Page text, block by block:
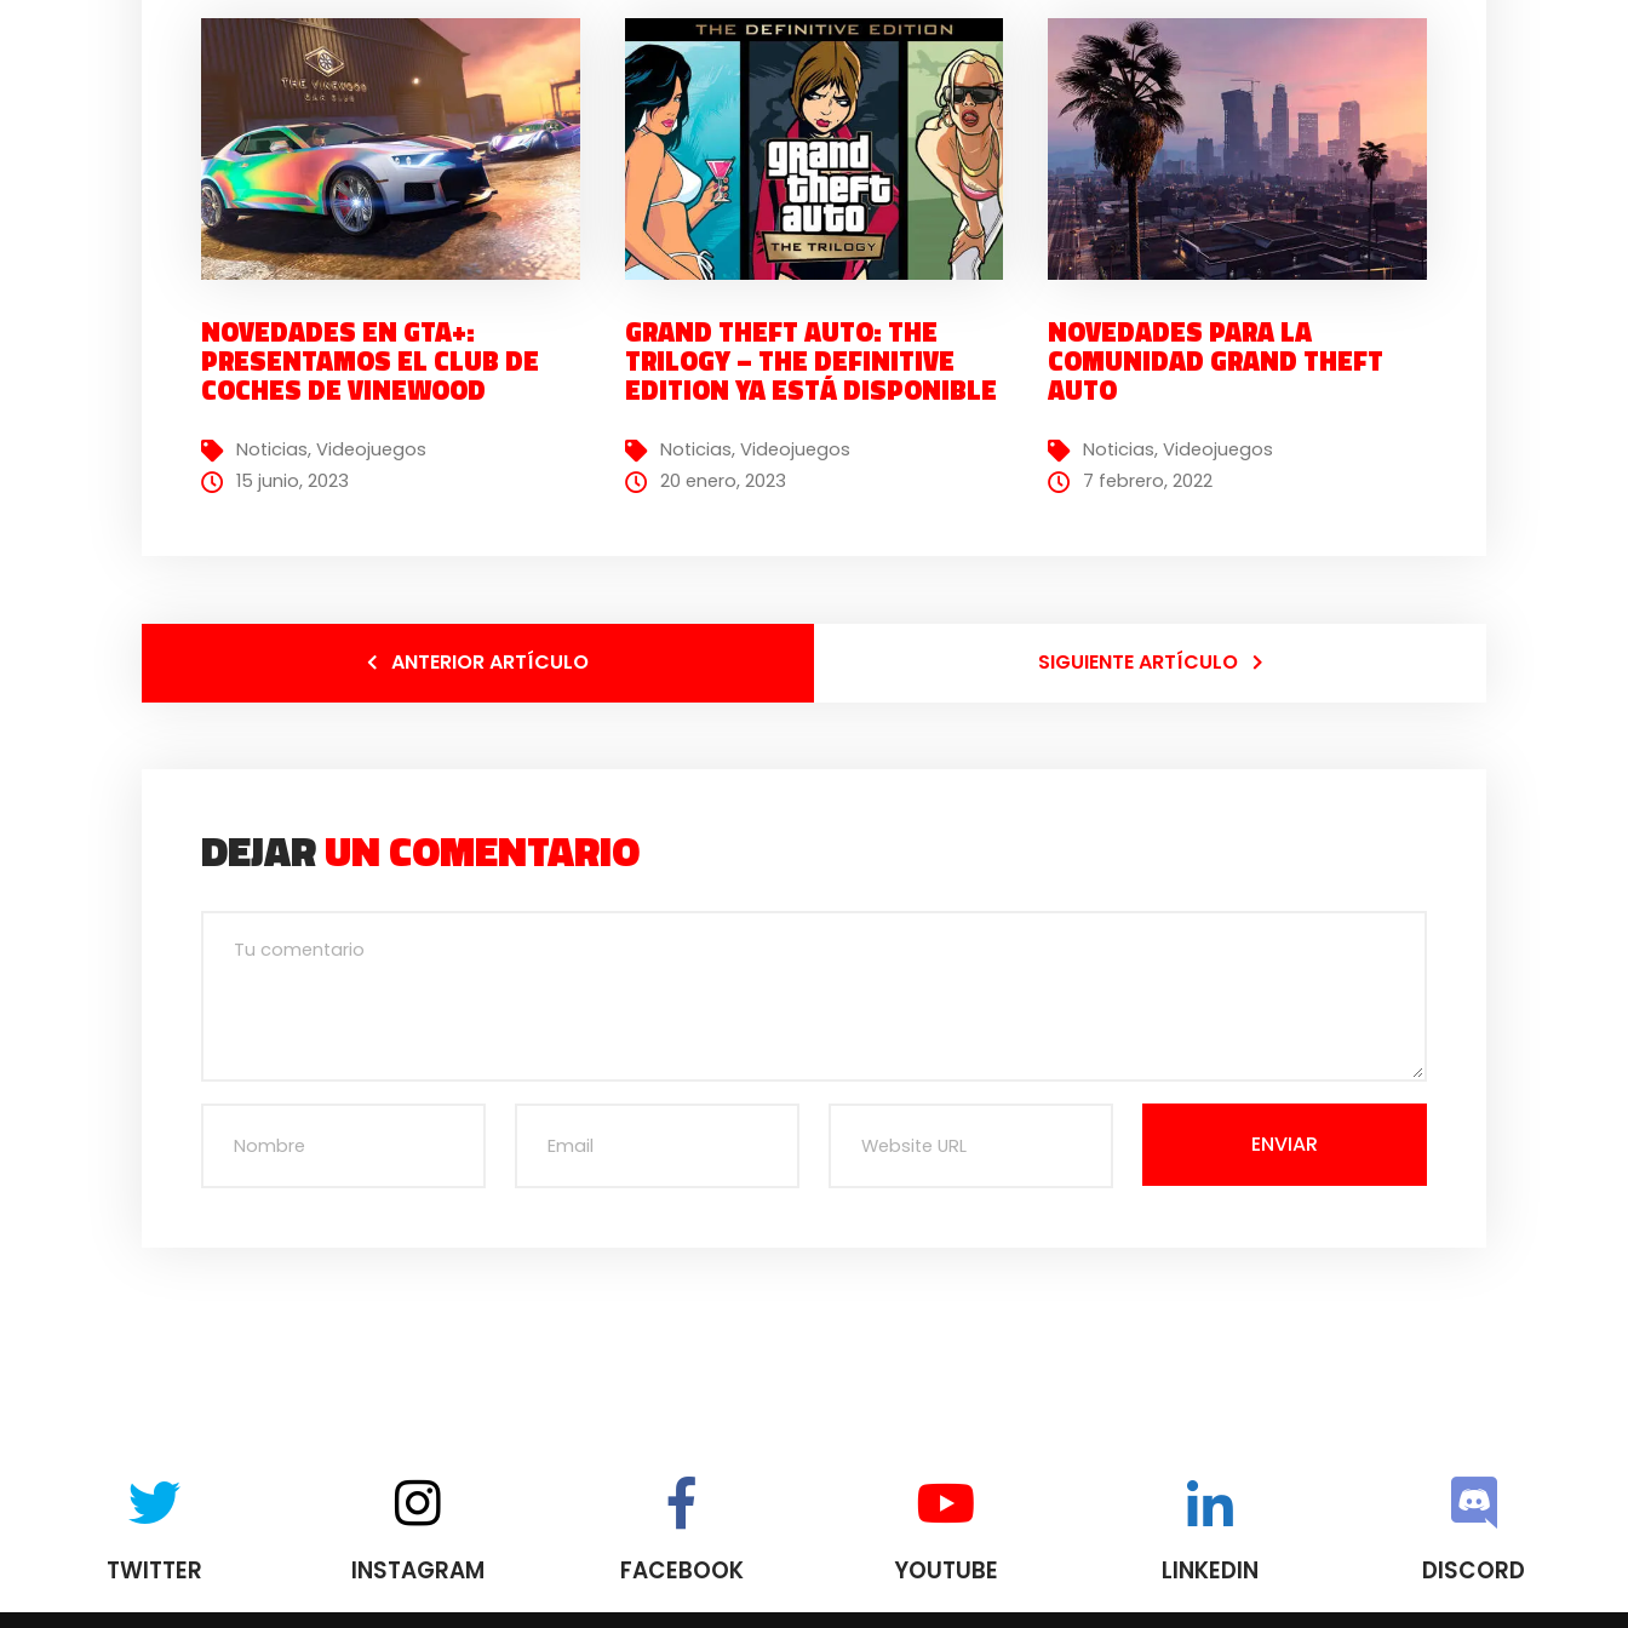
NOVEDADES EN GTA+:
PRESENTAMOS EL CLUB DE
COCHES DE VINEWOOD
Noticias,Videojuegos
15 junio, 2023
GRAND THEFT AUTO: THE
TRILOGY – THE DEFINITIVE
EDITION YA ESTÁ DISPONIBLE
Noticias, Videojuegos
20 enero, 2023
NOVEDADES PARA LA
COMUNIDAD GRAND THEFT
AUTO
Noticias,Videojuegos
7 febrero, 2022
ANTERIOR ARTÍCULO SIGUIENTE ARTÍCULO
DEJARUN COMENTARIO
ENVIAR
TWITTER INSTAGRAM FACEBOOK YOUTUBE LINKEDIN DISCORD